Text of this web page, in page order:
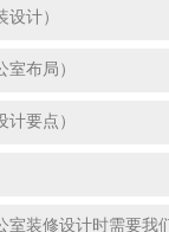
计）
布局）
要点）
装修设计时需要我